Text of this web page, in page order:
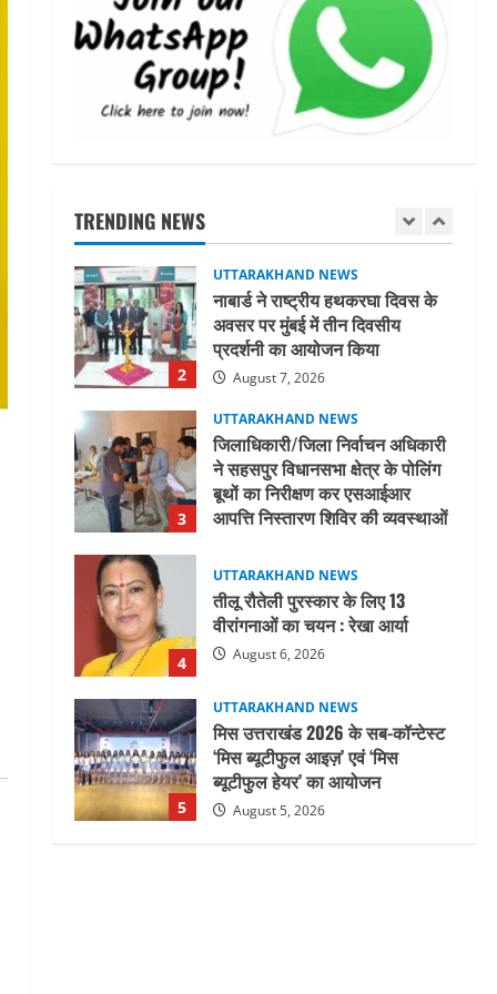
TRENDING NEWS
1
UTTARAKHAND NEWS
धामी कैबिनेट ने लिए कई महत्वपूर्ण
निर्णय, अब सामान्य वर्ग के पशुपालकों
को भी गाय एवं भैंस खरीद पर मिलेगा
अनुदान, मजदूरी संहिता
नियमावली-2026 को मिली मंजूरी
UTTARAKHAND NEWS
जिलाधिकारी/जिला निर्वाचन अधिकारी
ने सहसपुर विधानसभा क्षेत्र के पोलिंग
बूथों का निरीक्षण कर एसआईआर
का लिया जायजा
August 6, 2026
UTTARAKHAND NEWS
तीलू रौतेली पुरस्कार के लिए 13
वीरांगनाओं का चयन : रेखा आर्या
UTTARAKHAND NEWS
मिस उत्तराखंड 2026 के सब-कॉन्टेस्ट
‘मिस ब्यूटीफुल आइज़’ एवं ‘मिस
ब्यूटीफुल हेयर’ का आयोजन
UTTARAKHAND NEWS
धामी कैबिनेट ने लिए कई महत्वपूर्ण
निर्णय, अब सामान्य वर्ग के पशुपालकों
को भी गाय एवं भैंस खरीद पर मिलेगा